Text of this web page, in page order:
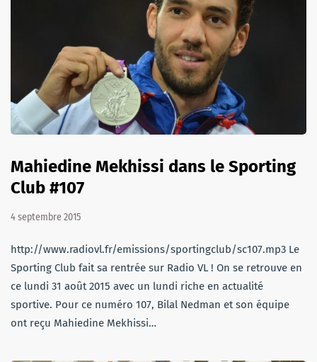
Mahiedine Mekhissi dans le Sporting
Club #107
4 septembre 2015
http://www.radiovl.fr/emissions/sportingclub/sc107.mp3 Le
Sporting Club fait sa rentrée sur Radio VL ! On se retrouve en
ce lundi 31 août 2015 avec un lundi riche en actualité
sportive. Pour ce numéro 107, Bilal Nedman et son équipe
ont reçu Mahiedine Mekhissi…